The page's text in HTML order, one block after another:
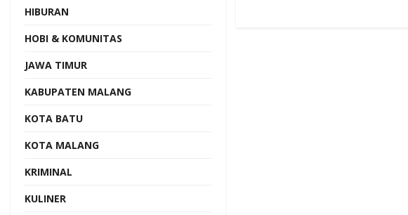
HIBURAN
HOBI & KOMUNITAS
JAWA TIMUR
KABUPATEN MALANG
KOTA BATU
KOTA MALANG
KRIMINAL
KULINER